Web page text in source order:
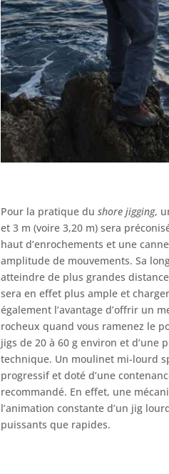
Pour la pratique du shore jigging,
et 3 m (voire 3,20 m) sera
haut d’enrochements et une
amplitude de mouvements. Sa
atteindre de plus grandes
sera en effet plus ample et
également l’avantage d’offrir un
rocheux quand vous ramenez le
jigs de 20 à 60 g environ et d’une
technique. Un moulinet mi-lourd
progressif et doté d’une
recommandé. En effet, une
l’animation constante d’un jig
puissants que rapides.